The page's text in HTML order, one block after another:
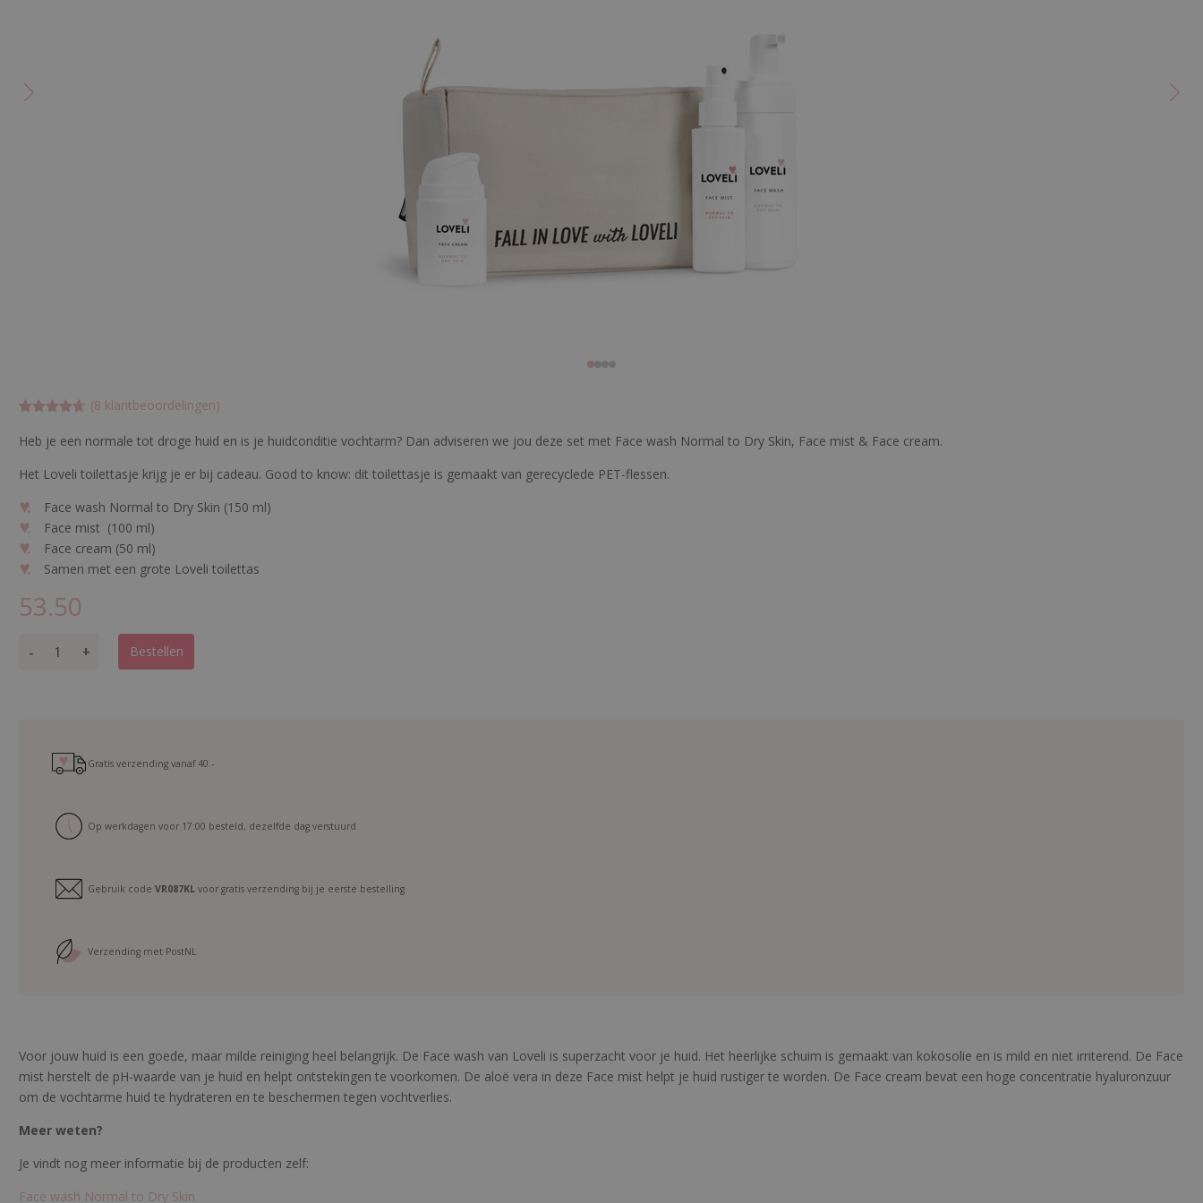
d4.625 op
5
opklant
(8 klantbeoordelingen)
Heb je een normale tot droge huid en is je huidconditie vochtarm? Dan adviseren we jou deze set met Face wash Normal to Dry Skin, Face mist & Face cream.
Het Loveli toilettasje krijg je er bij cadeau. Good to know: dit toilettasje is gemaakt van gerecyclede PET-flessen.
Face wash Normal to Dry Skin (150 ml)
Face mist (100 ml)
Face cream (50 ml)
Samen met een grote Loveli toilettas
53.50
-
r
y
S
i
n
a
+ Bestellen
Gratis verzending vanaf40.-
Op werkdagen voor 17:00 besteld, dezelfde dag verstuurd
Gebruik code VR087KL voor gratis verzending bij je eerste bestelling
Verzending met PostNL
Voor jouw huid is een goede, maar milde reiniging heel belangrijk. De Face wash van Loveli is superzacht voor je huid. Het heerlijke schuim is gemaakt van kokosolie en is mild en niet irriterend. De Face
mist herstelt de pH-waarde van je huid en helpt ontstekingen te voorkomen. De aloë vera in deze Face mist helpt je huid rustiger te worden. De Face cream bevat een hoge concentratie hyaluronzuur
om de vochtarme huid te hydrateren en te beschermen tegen vochtverlies.
Meer weten?
Je vindt nog meer informatie bij de producten zelf:
Face wash Normal to Dry Skin